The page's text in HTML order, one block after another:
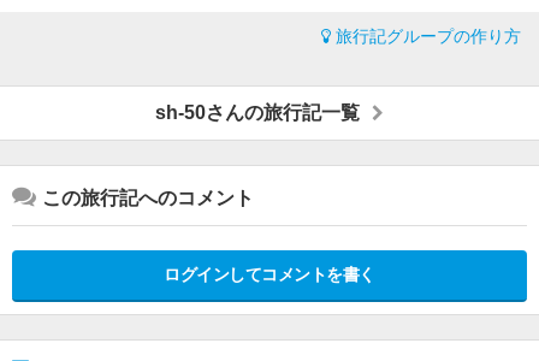
旅行記グループの作り方
sh-50さんの旅行記一覧
この旅行記へのコメント
ログインしてコメントを書く